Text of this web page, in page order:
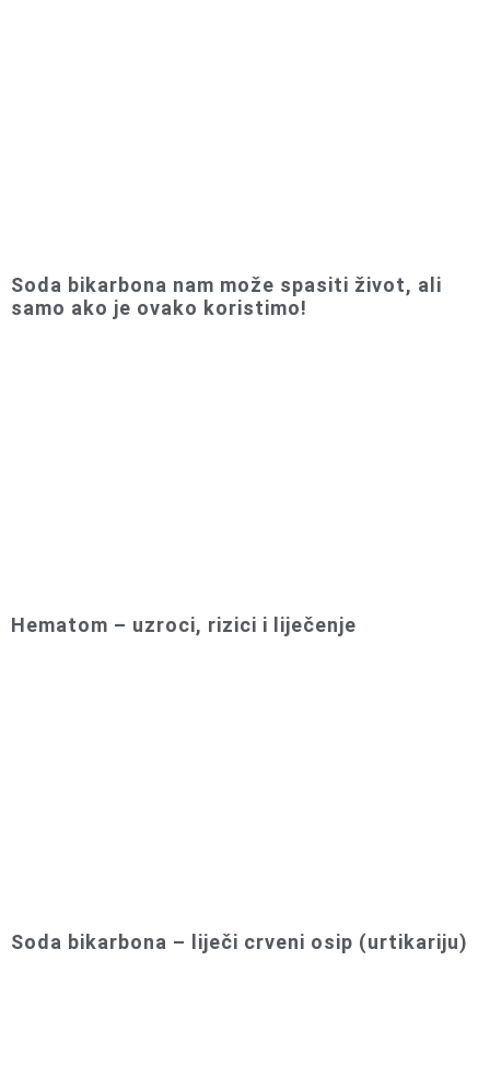
Soda bikarbona nam može spasiti život, ali
samo ako je ovako koristimo!
Hematom – uzroci, rizici i liječenje
Soda bikarbona – liječi crveni osip (urtikariju)